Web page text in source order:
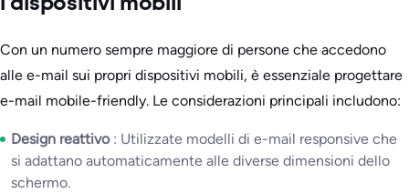
i dispositivi mobili
Con un numero sempre maggiore di persone che accedono
alle e-mail sui propri dispositivi mobili, è essenziale progettare
e-mail mobile-friendly. Le considerazioni principali includono:
Design reattivo : Utilizzate modelli di e-mail responsive che
si adattano automaticamente alle diverse dimensioni dello
schermo.